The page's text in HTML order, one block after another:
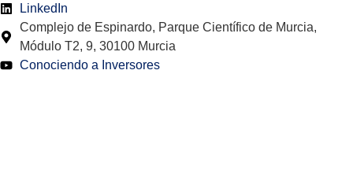
LinkedIn
Complejo de Espinardo, Parque Científico de Murcia,
Módulo T2, 9, 30100 Murcia
Conociendo a Inversores